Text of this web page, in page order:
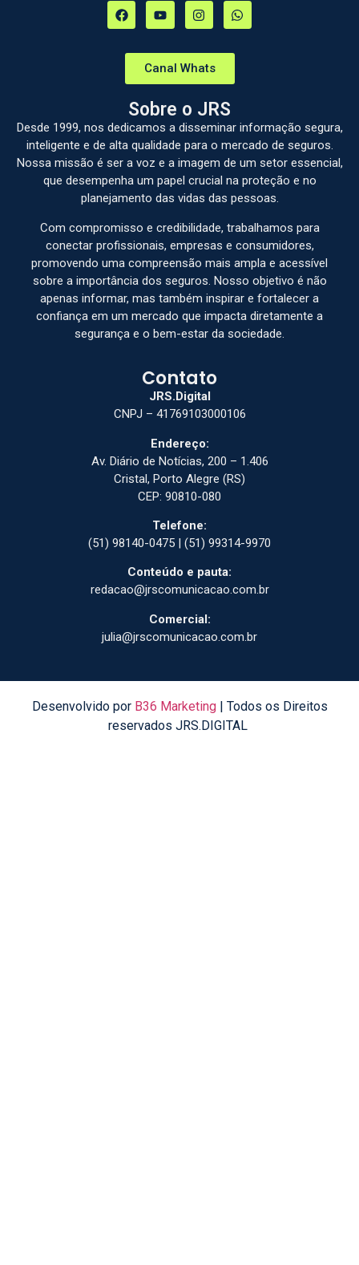
Canal Whats
Sobre o JRS
Desde 1999, nos dedicamos a disseminar informação segura,
inteligente e de alta qualidade para o mercado de seguros.
Nossa missão é ser a voz e a imagem de um setor essencial,
que desempenha um papel crucial na proteção e no
planejamento das vidas das pessoas.
Com compromisso e credibilidade, trabalhamos para
conectar profissionais, empresas e consumidores,
promovendo uma compreensão mais ampla e acessível
sobre a importância dos seguros. Nosso objetivo é não
apenas informar, mas também inspirar e fortalecer a
confiança em um mercado que impacta diretamente a
segurança e o bem-estar da sociedade.
Contato
JRS.Digital
CNPJ – 41769103000106
Endereço:
Av. Diário de Notícias, 200 – 1.406
Cristal, Porto Alegre (RS)
CEP: 90810-080
Telefone:
(51) 98140-0475 | (51) 99314-9970
Conteúdo e pauta:
redacao@jrscomunicacao.com.br
Comercial:
julia@jrscomunicacao.com.br
Desenvolvido por B36 Marketing| Todos os Direitos
reservados JRS.DIGITAL